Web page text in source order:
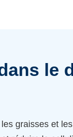
le
graisses et